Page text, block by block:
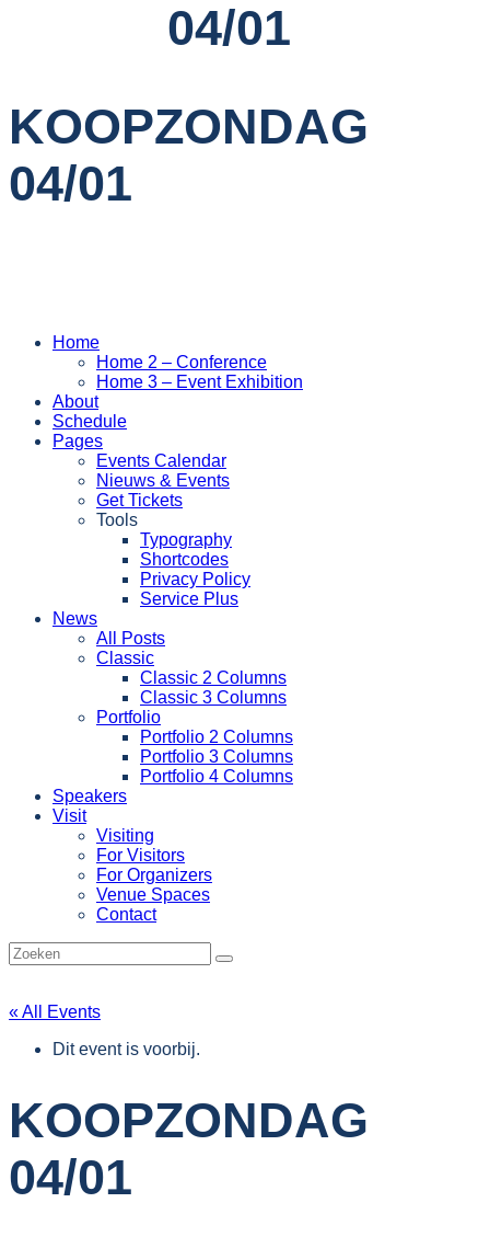
04/01
KOOPZONDAG
04/01
Home
Home 2 – Conference
Home 3 – Event Exhibition
About
Schedule
Pages
Events Calendar
Nieuws & Events
Get Tickets
Tools
Typography
Shortcodes
Privacy Policy
Service Plus
News
All Posts
Classic
Classic 2 Columns
Classic 3 Columns
Portfolio
Portfolio 2 Columns
Portfolio 3 Columns
Portfolio 4 Columns
Speakers
Visit
Visiting
For Visitors
For Organizers
Venue Spaces
Contact
« All Events
Dit event is voorbij.
KOOPZONDAG
04/01